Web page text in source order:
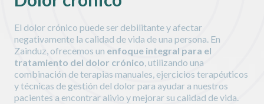
El dolor crónico puede ser debilitante y afectar
negativamente la calidad de vida de una persona. En
Zainduz, ofrecemos un enfoque integral para el
tratamiento del dolor crónico, utilizando una
combinación de terapias manuales, ejercicios terapéuticos
y técnicas de gestión del dolor para ayudar a nuestros
pacientes a encontrar alivio y mejorar su calidad de vida.